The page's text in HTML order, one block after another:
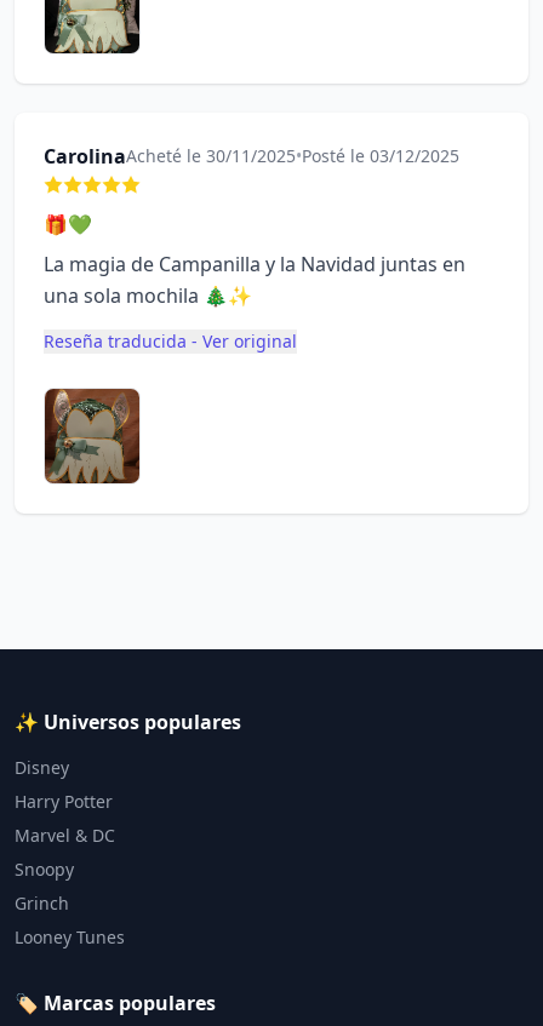
CarolinaAcheté le 30/11/2025•Posté le 03/12/2025
🎁💚
La magia de Campanilla y la Navidad juntas en
una sola mochila 🎄✨
Reseña traducida - Ver original
✨ Universos populares
Disney
Harry Potter
Marvel & DC
Snoopy
Grinch
Looney Tunes
🏷️ Marcas populares